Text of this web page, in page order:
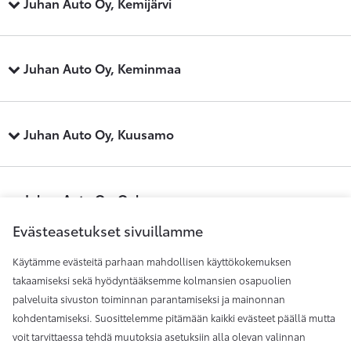
Juhan Auto Oy, Keminmaa
Juhan Auto Oy, Kuusamo
Juhan Auto Oy, Oulu
Juhan Auto Oy, Raahe
Juhan Auto Oy, Rovaniemi
Evästeasetukset sivuillamme
Käytämme evästeitä parhaan mahdollisen käyttökokemuksen
takaamiseksi sekä hyödyntääksemme kolmansien osapuolien
palveluita sivuston toiminnan parantamiseksi ja mainonnan
kohdentamiseksi. Suosittelemme pitämään kaikki evästeet päällä mutta
voit tarvittaessa tehdä muutoksia asetuksiin alla olevan valinnan